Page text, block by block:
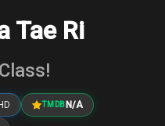
Tae Ri
TMDB N/A